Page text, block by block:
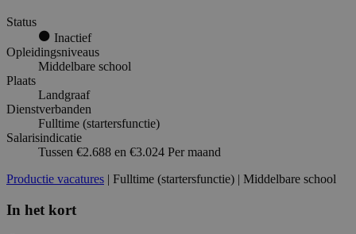
Status
Inactief
Opleidingsniveaus
Middelbare school
Plaats
Landgraaf
Dienstverbanden
Fulltime (startersfunctie)
Salarisindicatie
Tussen €2.688 en €3.024 Per maand
Productie vacatures | Fulltime (startersfunctie) | Middelbare school
In het kort